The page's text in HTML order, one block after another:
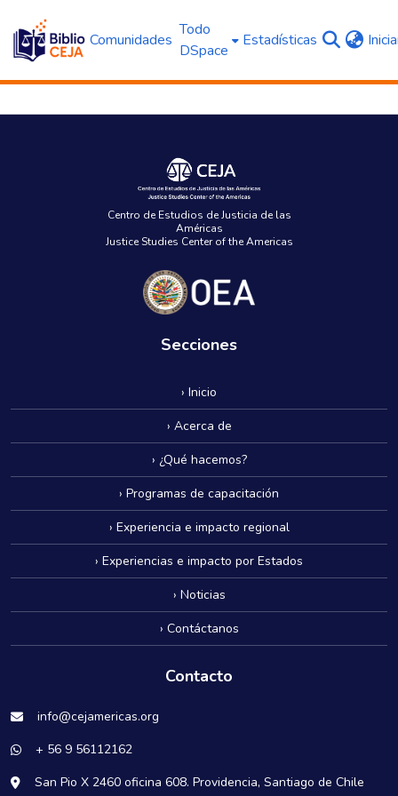
Comunidades
Todo
DSpace
Estadísticas
Centro de Estudios de Justicia de las
Américas
Justice Studies Center of the Americas
Secciones
› Inicio
› Acerca de
› ¿Qué hacemos?
› Programas de capacitación
› Experiencia e impacto regional
› Experiencias e impacto por Estados
› Noticias
› Contáctanos
Contacto
info@cejamericas.org
+ 56 9 56112162
San Pio X 2460 oficina 608. Providencia, Santiago de Chile